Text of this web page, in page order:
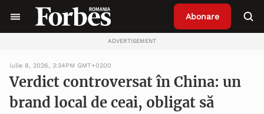
Abonare
ADVERTISEMENT
iulie 8, 2026, 3:34PM GMT+0200
Verdict controversat în China: un
brand local de ceai, obligat să